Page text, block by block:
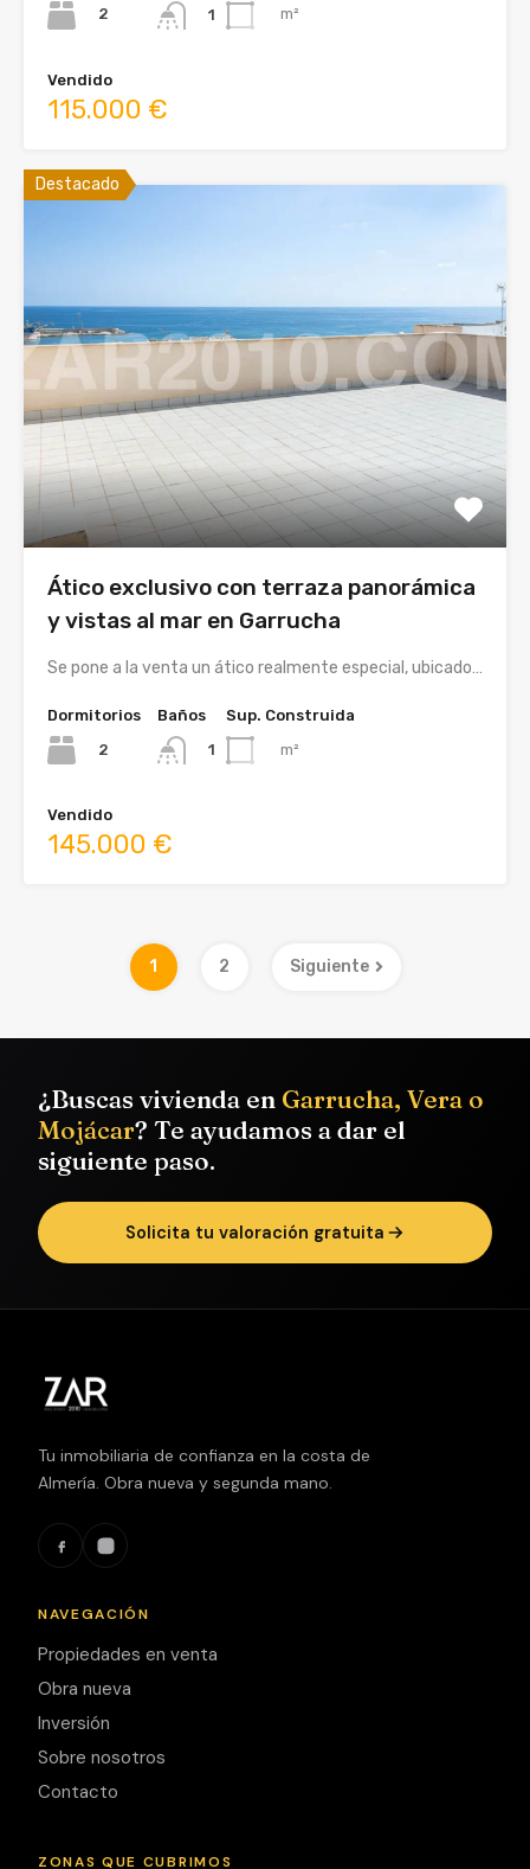
2
1
m²
Vendido
115.000 €
Destacado
Ático exclusivo con terraza panorámica
y vistas al mar en Garrucha
Se pone a la venta un ático realmente especial, ubicado…
Dormitorios
2
Baños
1
Sup. Construida
m²
Vendido
145.000 €
1 2 Siguiente
¿Buscas vivienda en Garrucha, Vera o
Mojácar? Te ayudamos a dar el
siguiente paso.
Solicita tu valoración gratuita
Tu inmobiliaria de confianza en la costa de
Almería. Obra nueva y segunda mano.
NAVEGACIÓN
Propiedades en venta
Obra nueva
Inversión
Sobre nosotros
Contacto
ZONAS QUE CUBRIMOS